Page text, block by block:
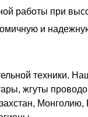
работы при
и
техники.
жгуты